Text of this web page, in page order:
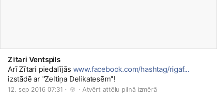
Zītari Ventspils
Arī Zītari piedalījās www.facebook.com/hashtag/rigaf...
izstādē ar ''Zeltiņa Delikatesēm''!
12. sep 2016 07:31 · · Atvērt attēlu pilnā izmērā